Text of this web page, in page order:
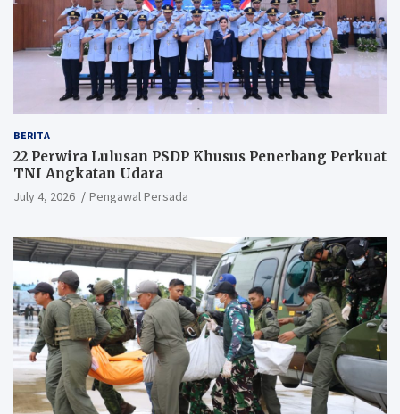
BERITA
22 Perwira Lulusan PSDP Khusus Penerbang Perkuat
TNI Angkatan Udara
July 4, 2026 Pengawal Persada